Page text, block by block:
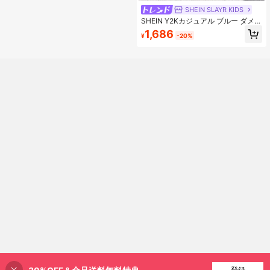
SHEIN SLAYR KIDS
SHEIN Y2Kカジュアル ブルー ダメー
ジ加工 ルーズフィット デニムジーン
ズ、女の子春夏カジュアルバケーシ
¥1,686 -20%